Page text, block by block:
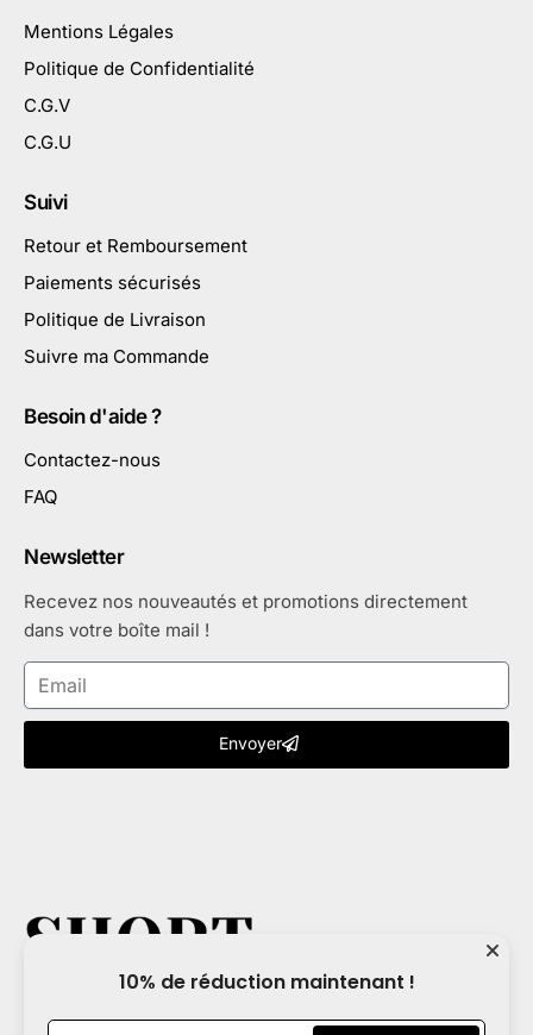
Mentions Légales
Politique de Confidentialité
C.G.V
C.G.U
Suivi
Retour et Remboursement
Paiements sécurisés
Politique de Livraison
Suivre ma Commande
Besoin d'aide ?
Contactez-nous
FAQ
Newsletter
Recevez nos nouveautés et promotions directement
dans votre boîte mail !
Envoyer
10% de réduction maintenant !